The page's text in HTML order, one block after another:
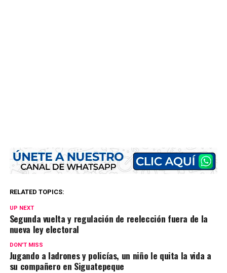
RELATED TOPICS:
UP NEXT
Segunda vuelta y regulación de reelección fuera de la
nueva ley electoral
DON'T MISS
Jugando a ladrones y policías, un niño le quita la vida a
su compañero en Siguatepeque